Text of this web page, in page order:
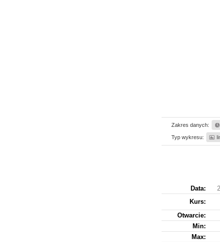
Zakres danych:
Typ wykresu:
Data:
Kurs:
Otwarcie:
Min:
Max: